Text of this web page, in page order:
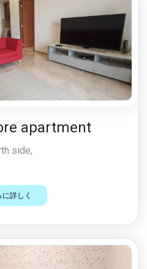
apartment
side,
に詳しく